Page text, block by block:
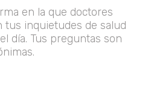
en la que doctores
tus inquietudes de salud
día. Tus preguntas son